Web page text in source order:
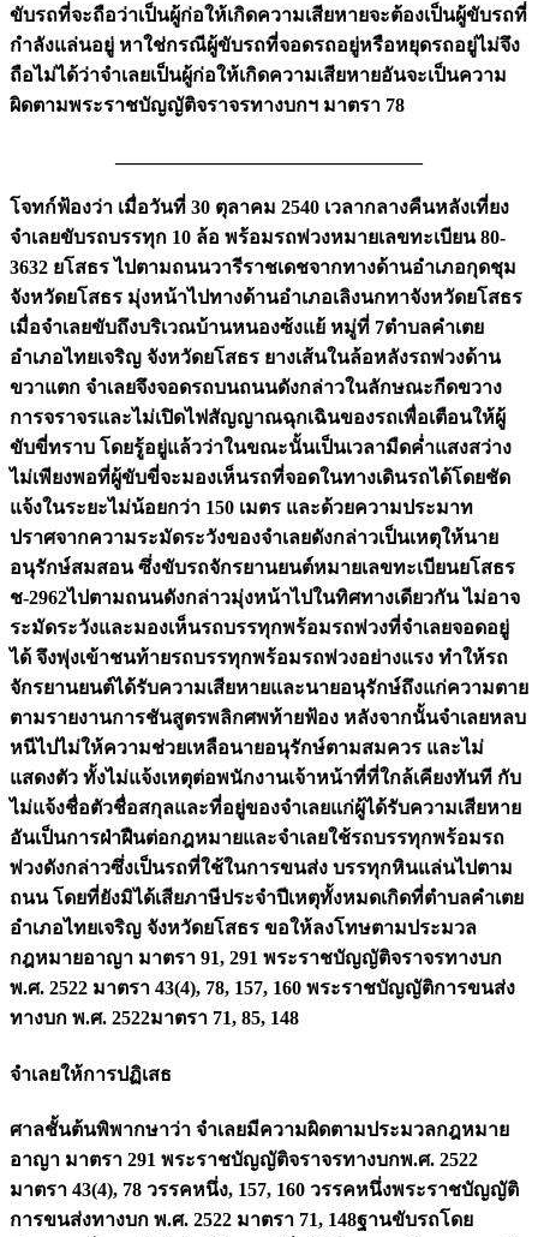
ขับรถที่จะถือว่าเป็นผู้ก่อให้เกิดความเสียหายจะต้องเป็นผู้ขับรถที่
กำลังแล่นอยู่ หาใช่กรณีผู้ขับรถที่จอดรถอยู่หรือหยุดรถอยู่ไม่จึง
ถือไม่ได้ว่าจำเลยเป็นผู้ก่อให้เกิดความเสียหายอันจะเป็นความ
ผิดตามพระราชบัญญัติจราจรทางบกฯ มาตรา 78
โจทก์ฟ้องว่า เมื่อวันที่ 30 ตุลาคม 2540 เวลากลางคืนหลังเที่ยง
จำเลยขับรถบรรทุก 10 ล้อ พร้อมรถพ่วงหมายเลขทะเบียน 80-
3632 ยโสธร ไปตามถนนวารีราชเดชจากทางด้านอำเภอกุดชุม
จังหวัดยโสธร มุ่งหน้าไปทางด้านอำเภอเลิงนกทาจังหวัดยโสธร
เมื่อจำเลยขับถึงบริเวณบ้านหนองซ้งแย้ หมู่ที่ 7ตำบลคำเตย
อำเภอไทยเจริญ จังหวัดยโสธร ยางเส้นในล้อหลังรถพ่วงด้าน
ขวาแตก จำเลยจึงจอดรถบนถนนดังกล่าวในลักษณะกีดขวาง
การจราจรและไม่เปิดไฟสัญญาณฉุกเฉินของรถเพื่อเตือนให้ผู้
ขับขี่ทราบ โดยรู้อยู่แล้วว่าในขณะนั้นเป็นเวลามืดค่ำแสงสว่าง
ไม่เพียงพอที่ผู้ขับขี่จะมองเห็นรถที่จอดในทางเดินรถได้โดยชัด
แจ้งในระยะไม่น้อยกว่า 150 เมตร และด้วยความประมาท
ปราศจากความระมัดระวังของจำเลยดังกล่าวเป็นเหตุให้นาย
อนุรักษ์สมสอน ซึ่งขับรถจักรยานยนต์หมายเลขทะเบียนยโสธร
ช-2962ไปตามถนนดังกล่าวมุ่งหน้าไปในทิศทางเดียวกัน ไม่อาจ
ระมัดระวังและมองเห็นรถบรรทุกพร้อมรถพ่วงที่จำเลยจอดอยู่
ได้ จึงพุ่งเข้าชนท้ายรถบรรทุกพร้อมรถพ่วงอย่างแรง ทำให้รถ
จักรยานยนต์ได้รับความเสียหายและนายอนุรักษ์ถึงแก่ความตาย
ตามรายงานการชันสูตรพลิกศพท้ายฟ้อง หลังจากนั้นจำเลยหลบ
หนีไปไม่ให้ความช่วยเหลือนายอนุรักษ์ตามสมควร และไม่
แสดงตัว ทั้งไม่แจ้งเหตุต่อพนักงานเจ้าหน้าที่ที่ใกล้เคียงทันที กับ
ไม่แจ้งชื่อตัวชื่อสกุลและที่อยู่ของจำเลยแก่ผู้ได้รับความเสียหาย
อันเป็นการฝ่าฝืนต่อกฎหมายและจำเลยใช้รถบรรทุกพร้อมรถ
พ่วงดังกล่าวซึ่งเป็นรถที่ใช้ในการขนส่ง บรรทุกหินแล่นไปตาม
ถนน โดยที่ยังมิได้เสียภาษีประจำปีเหตุทั้งหมดเกิดที่ตำบลคำเตย
อำเภอไทยเจริญ จังหวัดยโสธร ขอให้ลงโทษตามประมวล
กฎหมายอาญา มาตรา 91, 291 พระราชบัญญัติจราจรทางบก
พ.ศ. 2522 มาตรา 43(4), 78, 157, 160 พระราชบัญญัติการขนส่ง
ทางบก พ.ศ. 2522มาตรา 71, 85, 148
จำเลยให้การปฏิเสธ
ศาลชั้นต้นพิพากษาว่า จำเลยมีความผิดตามประมวลกฎหมาย
อาญา มาตรา 291 พระราชบัญญัติจราจรทางบกพ.ศ. 2522
มาตรา 43(4), 78 วรรคหนึ่ง, 157, 160 วรรคหนึ่งพระราชบัญญัติ
การขนส่งทางบก พ.ศ. 2522 มาตรา 71, 148ฐานขับรถโดย